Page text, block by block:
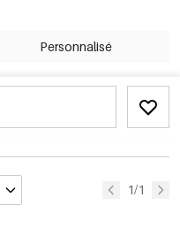
Personnalisé
1/1